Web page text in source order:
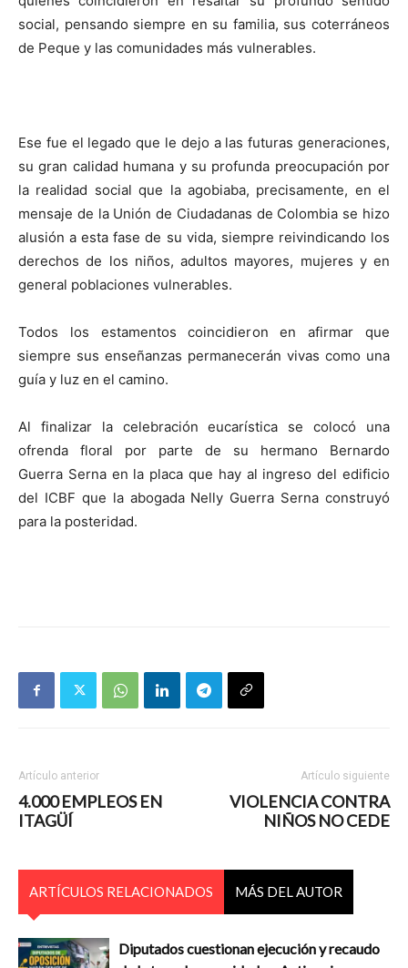
social, pensando siempre en su familia, sus coterráneos
de Peque y las comunidades más vulnerables.
Ese fue el legado que le dejo a las futuras generaciones,
su gran calidad humana y su profunda preocupación por
la realidad social que la agobiaba, precisamente, en el
mensaje de la Unión de Ciudadanas de Colombia se hizo
alusión a esta fase de su vida, siempre reivindicando los
derechos de los niños, adultos mayores, mujeres y en
general poblaciones vulnerables.
Todos los estamentos coincidieron en afirmar que
siempre sus enseñanzas permanecerán vivas como una
guía y luz en el camino.
Al finalizar la celebración eucarística se colocó una
ofrenda floral por parte de su hermano Bernardo
Guerra Serna en la placa que hay al ingreso del edificio
del ICBF que la abogada Nelly Guerra Serna construyó
para la posteridad.
Artículo anterior
4.000 EMPLEOS EN
ITAGÜÍ
Artículo siguiente
VIOLENCIA CONTRA
NIÑOS NO CEDE
ARTÍCULOS RELACIONADOS MÁS DEL AUTOR
Diputados cuestionan ejecución y recaudo